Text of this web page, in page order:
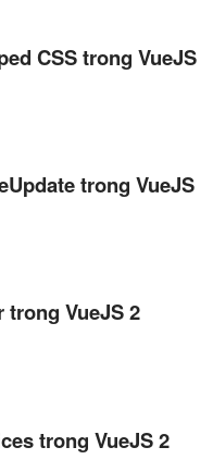
CSS trong VueJS
trong VueJS
VueJS 2
trong VueJS 2